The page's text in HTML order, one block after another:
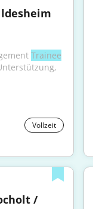
Trainee
Vollzeit
/